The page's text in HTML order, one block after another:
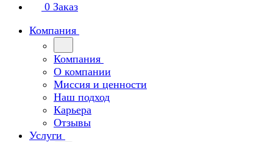
0 Заказ
Компания
Компания
О компании
Миссия и ценности
Наш подход
Карьера
Отзывы
Услуги